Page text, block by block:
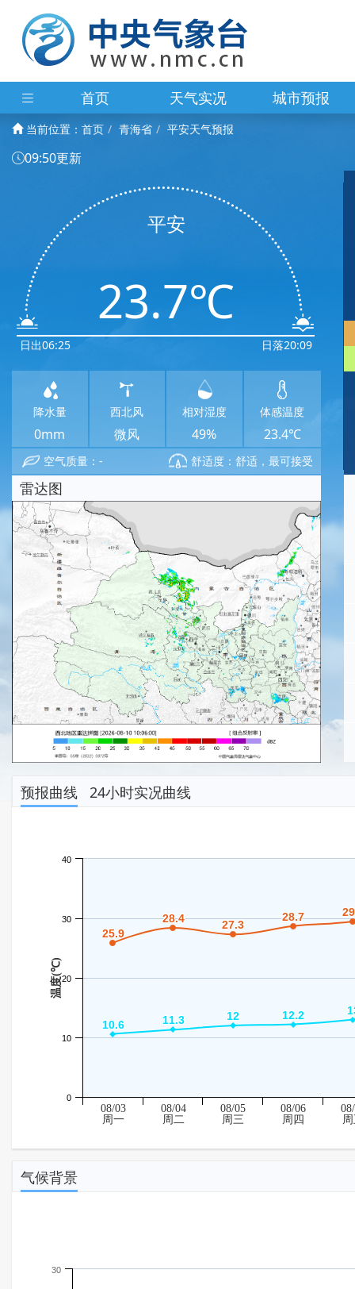
首页 天气实况 城市预报
当前位置： 首页 青海省 平安天气预报
09:50更新
日出06:25
平安
23.7℃
日落20:09
降水量
0mm
西北风
微风
相对湿度
49%
体感温度
23.4℃
空气质量：- 舒适度：舒适，最可接受
雷达图
预报曲线 24小时实况曲线
温度(℃)
25.9
25.9
28.4
28.4 27.3
27.3
28.7
28.7
10.6
10.6 11.3
11.3 12
12 12.2
12.2
0
10
20
30
40
08/03
周一
08/04
周二
08/05
周三
08/06
周四
气候背景
30